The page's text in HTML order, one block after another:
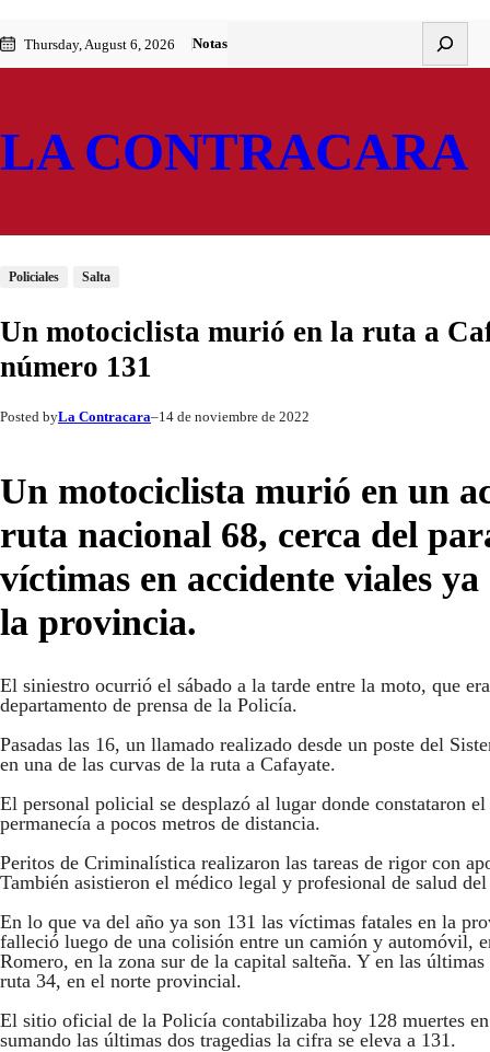
al
contenido
to
content
Thursday, August 6, 2026 Notas
LA CONTRACARA
Policiales Salta
Un motociclista murió en la ruta a
número 131
Posted byLa Contracara–14 de noviembre de 2022
Un motociclista murió en un
ruta nacional 68, cerca del
víctimas en accidente viales
la provincia.
El siniestro ocurrió el sábado a la tarde entre la moto, que
departamento de prensa de la Policía.
Pasadas las 16, un llamado realizado desde un poste del
en una de las curvas de la ruta a Cafayate.
El personal policial se desplazó al lugar donde constataron
permanecía a pocos metros de distancia.
Peritos de Criminalística realizaron las tareas de rigor con
También asistieron el médico legal y profesional de salud
En lo que va del año ya son 131 las víctimas fatales en la
falleció luego de una colisión entre un camión y automóvil,
Romero, en la zona sur de la capital salteña. Y en las
ruta 34, en el norte provincial.
El sitio oficial de la Policía contabilizaba hoy 128 muertes
sumando las últimas dos tragedias la cifra se eleva a 131.